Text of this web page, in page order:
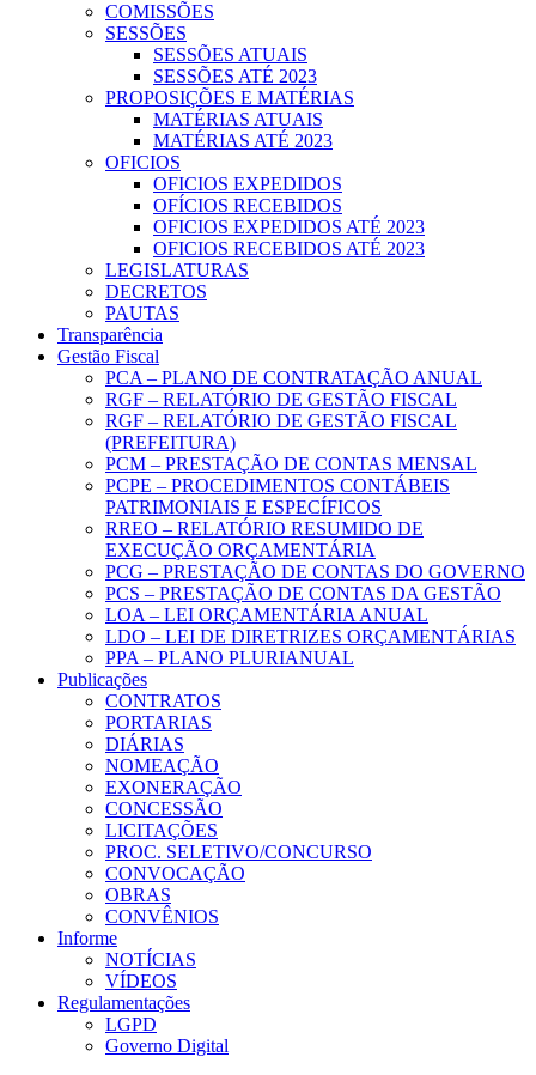
COMISSÕES
SESSÕES
SESSÕES ATUAIS
SESSÕES ATÉ 2023
PROPOSIÇÕES E MATÉRIAS
MATÉRIAS ATUAIS
MATÉRIAS ATÉ 2023
OFICIOS
OFICIOS EXPEDIDOS
OFÍCIOS RECEBIDOS
OFICIOS EXPEDIDOS ATÉ 2023
OFICIOS RECEBIDOS ATÉ 2023
LEGISLATURAS
DECRETOS
PAUTAS
Transparência
Gestão Fiscal
PCA – PLANO DE CONTRATAÇÃO ANUAL
RGF – RELATÓRIO DE GESTÃO FISCAL
RGF – RELATÓRIO DE GESTÃO FISCAL
(PREFEITURA)
PCM – PRESTAÇÃO DE CONTAS MENSAL
PCPE – PROCEDIMENTOS CONTÁBEIS
PATRIMONIAIS E ESPECÍFICOS
RREO – RELATÓRIO RESUMIDO DE
EXECUÇÃO ORÇAMENTÁRIA
PCG – PRESTAÇÃO DE CONTAS DO GOVERNO
PCS – PRESTAÇÃO DE CONTAS DA GESTÃO
LOA – LEI ORÇAMENTÁRIA ANUAL
LDO – LEI DE DIRETRIZES ORÇAMENTÁRIAS
PPA – PLANO PLURIANUAL
Publicações
CONTRATOS
PORTARIAS
DIÁRIAS
NOMEAÇÃO
EXONERAÇÃO
CONCESSÃO
LICITAÇÕES
PROC. SELETIVO/CONCURSO
CONVOCAÇÃO
OBRAS
CONVÊNIOS
Informe
NOTÍCIAS
VÍDEOS
Regulamentações
LGPD
Governo Digital